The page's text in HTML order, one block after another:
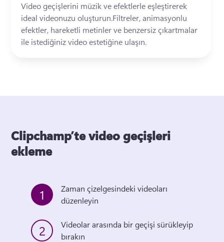
Video geçişlerini müzik ve efektlerle eşleştirerek
ideal videonuzu oluşturun.Filtreler, animasyonlu
efektler, hareketli metinler ve benzersiz çıkartmalar
ile istediğiniz video estetiğine ulaşın.
Clipchamp’te video geçişleri
ekleme
1
Zaman çizelgesindeki videoları
düzenleyin
2
Videolar arasında bir geçişi sürükleyip
bırakın